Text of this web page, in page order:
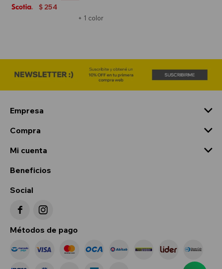
+ 1 color
$ 254
Empresa
Compra
Mi cuenta
Beneficios
Social
 
Métodos de pago